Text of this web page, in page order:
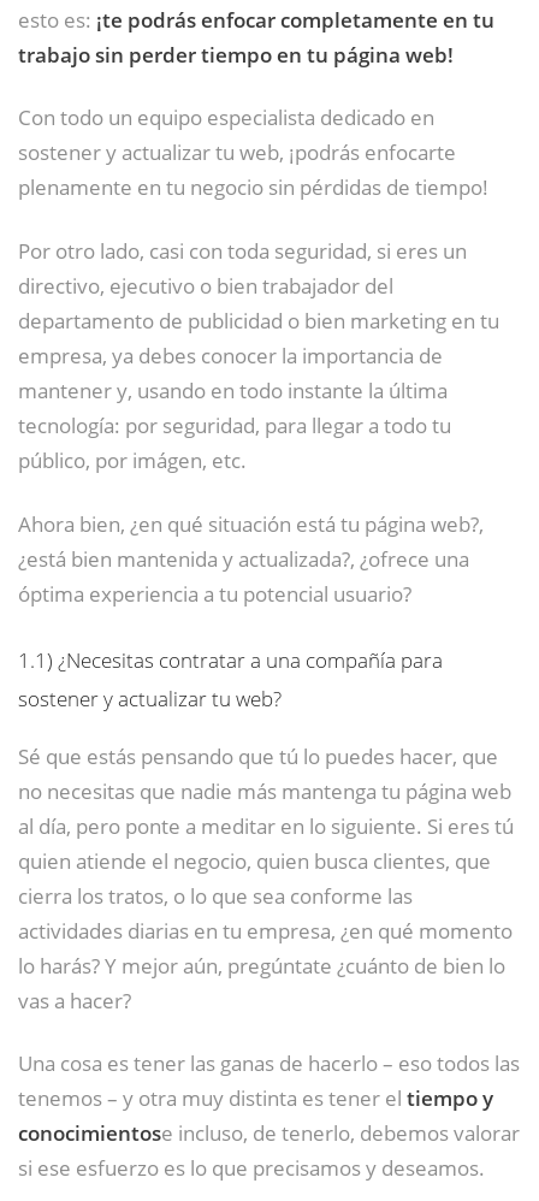
esto es: ¡te podrás enfocar completamente en tu
trabajo sin perder tiempo en tu página web!
Con todo un equipo especialista dedicado en
sostener y actualizar tu web, ¡podrás enfocarte
plenamente en tu negocio sin pérdidas de tiempo!
Por otro lado, casi con toda seguridad, si eres un
directivo, ejecutivo o bien trabajador del
departamento de publicidad o bien marketing en tu
empresa, ya debes conocer la importancia de
mantener y, usando en todo instante la última
tecnología: por seguridad, para llegar a todo tu
público, por imágen, etc.
Ahora bien, ¿en qué situación está tu página web?,
¿está bien mantenida y actualizada?, ¿ofrece una
óptima experiencia a tu potencial usuario?
1.1) ¿Necesitas contratar a una compañía para
sostener y actualizar tu web?
Sé que estás pensando que tú lo puedes hacer, que
no necesitas que nadie más mantenga tu página web
al día, pero ponte a meditar en lo siguiente. Si eres tú
quien atiende el negocio, quien busca clientes, que
cierra los tratos, o lo que sea conforme las
actividades diarias en tu empresa, ¿en qué momento
lo harás? Y mejor aún, pregúntate ¿cuánto de bien lo
vas a hacer?
Una cosa es tener las ganas de hacerlo – eso todos las
tenemos – y otra muy distinta es tener el tiempo y
conocimientose incluso, de tenerlo, debemos valorar
si ese esfuerzo es lo que precisamos y deseamos.